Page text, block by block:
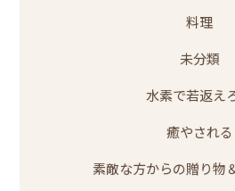
料理
未分類
水素で若返え
癒やされる
素敵な方からの贈り物